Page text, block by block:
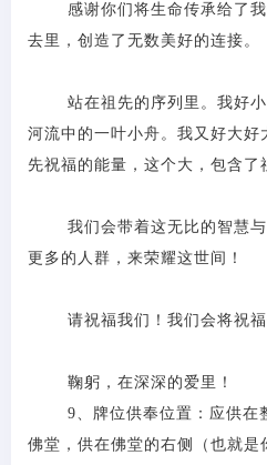
感谢你们将生命传承给了
去里，创造了无数美好的连接。
站在祖先的序列里。我好
河流中的一叶小舟。我又好大好
先祝福的能量，这个大，包含了
我们会带着这无比的智慧
更多的人群，来荣耀这世间！
请祝福我们！我们会将祝
鞠躬，在深深的爱里！
9、牌位供奉位置：应供在
佛堂，供在佛堂的右侧（也就是